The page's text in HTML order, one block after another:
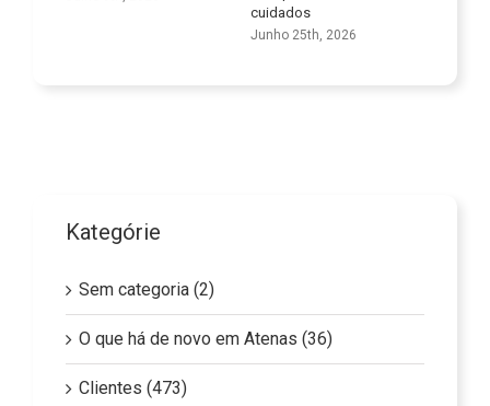
O que há de novo em Atenas (36)
Clientes (473)